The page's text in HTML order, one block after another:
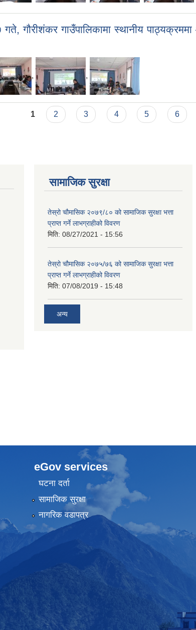
गौरीशंकर गाउँपालिकामा स्थानीय पाठ्यक्रममा
, ,
1 2 3 4 5 6
सामाजिक सुरक्षा
तेस्रो चौमासिक २०७९/८० को सामाजिक सुरक्षा भत्ता
प्राप्त गर्ने लाभग्राहीको विवरण
मिति: 08/27/2021 - 15:56
तेस्रो चौमासिक २०७५/७६ को सामाजिक सुरक्षा भत्ता
प्राप्त गर्ने लाभग्राहीको विवरण
मिति: 07/08/2019 - 15:48
अन्य
eGov services
घटना दर्ता
सामाजिक सुरक्षा
नागरिक वडापत्र